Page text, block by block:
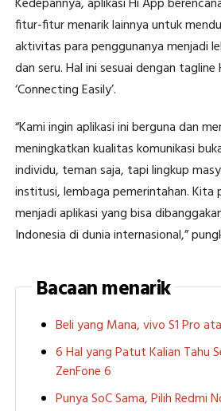
Kedepannya, aplikasi Hi App
fitur-fitur menarik lainnya untuk
aktivitas para penggunanya menjadi
dan seru. Hal ini sesuai dengan tagline
‘Connecting Easily’.
“Kami ingin aplikasi ini berguna dan
meningkatkan kualitas komunikasi
individu, teman saja, tapi lingkup
institusi, lembaga pemerintahan. Kita
menjadi aplikasi yang bisa
Indonesia di dunia internasional,”
Bacaan menarik
Beli yang Mana, vivo S1 Pro
6 Hal yang Patut Kalian Tahu
ZenFone 6
Punya SoC Sama, Pilih Redmi